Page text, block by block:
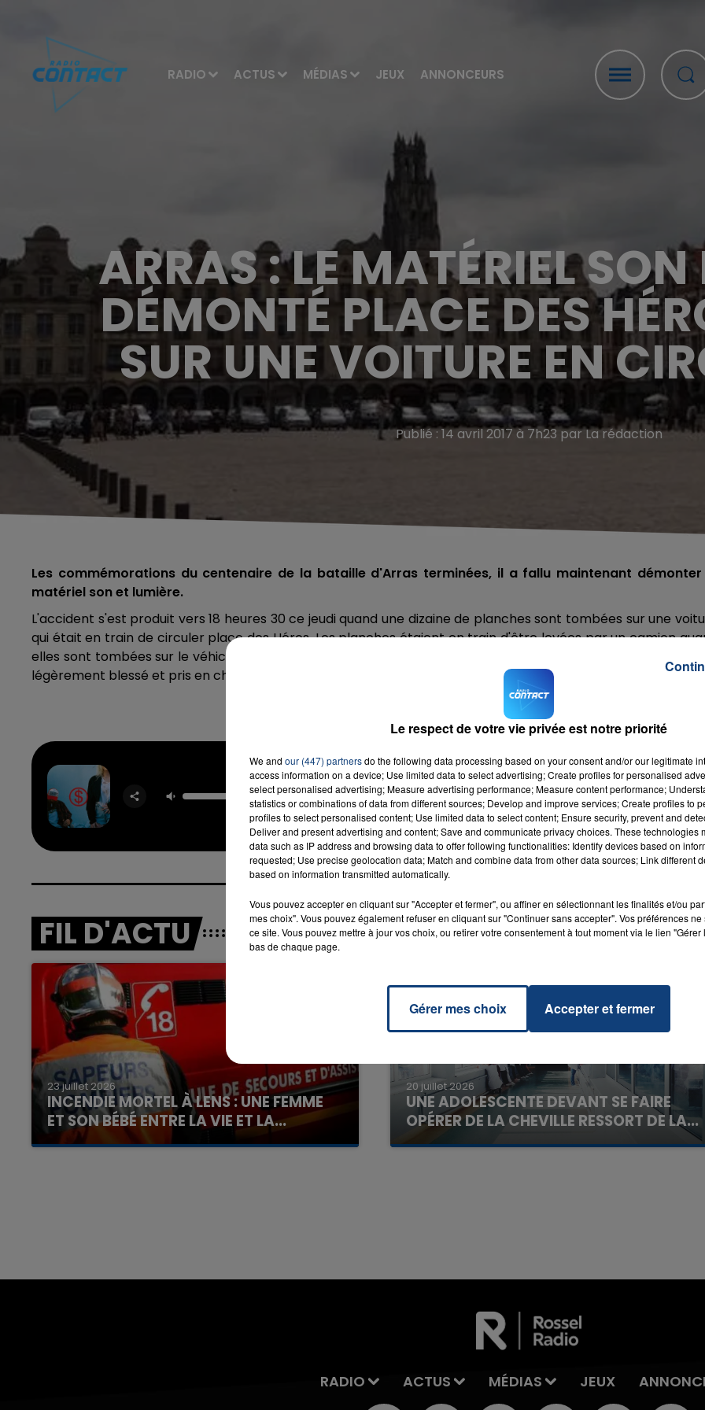
RADIO ACTUS MÉDIAS JEUX ANNONCEURS
ARRAS : LE MATÉRIEL SON
DÉMONTÉ PLACE DES
SUR UNE VOITURE EN
Publié : 14 avril 2017 à 7h23 par La rédaction
Les commémorations du centenaire de la bataille d'Arras terminées, il a fallu maintenant
matériel son et lumière.
L'accident s'est produit vers 18 heures 30 ce jeudi quand une dizaine de planches sont tombées sur une
qui était en train de circuler place des Héros. Les planches étaient en train d'être levées par un camion
elles sont tombées sur le véhicule. Le conducteur était donc dans l'habitacle au moment de l'accident, il a
légèrement blessé et pris en charge par les pompiers d'Arras.
Dance
SLAYYYTER
RADIO CONTACT
FIL D'ACTU
23 juillet 2026
INCENDIE MORTEL À LENS : UNE FEMME
ET SON BÉBÉ ENTRE LA VIE ET LA...
Un homme s'est immolé par le feu après avoir
20 juillet 2026
UNE ADOLESCENTE DEVANT SE FAIRE
OPÉRER DE LA CHEVILLE RESSORT DE LA...
La famille a porté plainte contre la clinique qui a
RADIO ACTUS MÉDIAS JEUX
Le respect de votre vie privée est notre priorité
We and our (447) partnersdo the following data processing based on your consent and/or our legitimate
access information on a device; Use limited data to select advertising; Create profiles for personalised
select personalised advertising; Measure advertising performance; Measure content performance;
statistics or combinations of data from different sources; Develop and improve services; Create profiles to
profiles to select personalised content; Use limited data to select content; Ensure security, prevent and
Deliver and present advertising and content; Save and communicate privacy choices. These technologies
data such as IP address and browsing data to offer following functionalities: Identify devices based on
requested; Use precise geolocation data; Match and combine data from other data sources; Link different
based on information transmitted automatically.
Vous pouvez accepter en cliquant sur "Accepter et fermer", ou affiner en sélectionnant les finalités et/ou
mes choix". Vous pouvez également refuser en cliquant sur "Continuer sans accepter". Vos préférences
ce site. Vous pouvez mettre à jour vos choix, ou retirer votre consentement à tout moment via le lien
bas de chaque page.
Gérer mes choix Accepter et fermer